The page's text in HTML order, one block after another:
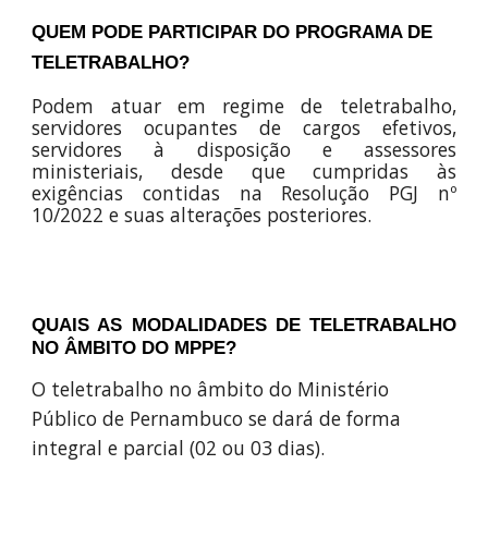
QUEM PODE PARTICIPAR DO PROGRAMA DE
TELETRABALHO?
Podem atuar em regime de teletrabalho,
servidores ocupantes de cargos efetivos,
servidores à disposição e assessores
ministeriais, desde que cumpridas às
exigências contidas na Resolução PGJ nº
10/2022 e suas alterações posteriores.
QUAIS AS MODALIDADES DE TELETRABALHO
NO ÂMBITO DO MPPE?
O teletrabalho no âmbito do Ministério
Público de Pernambuco se dará de forma
integral e parcial (02 ou 03 dias).